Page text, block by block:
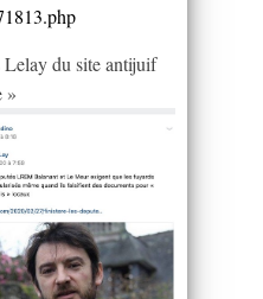
du site antijuif
»